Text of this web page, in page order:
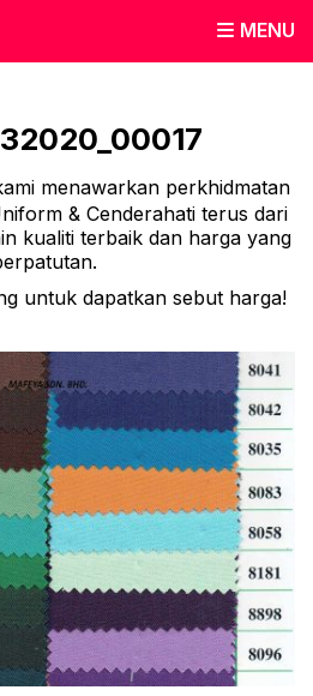
MENU
menawarkan perkhidmatan
& Cenderahati terus dari
kualiti terbaik dan harga yang
untuk dapatkan sebut harga!